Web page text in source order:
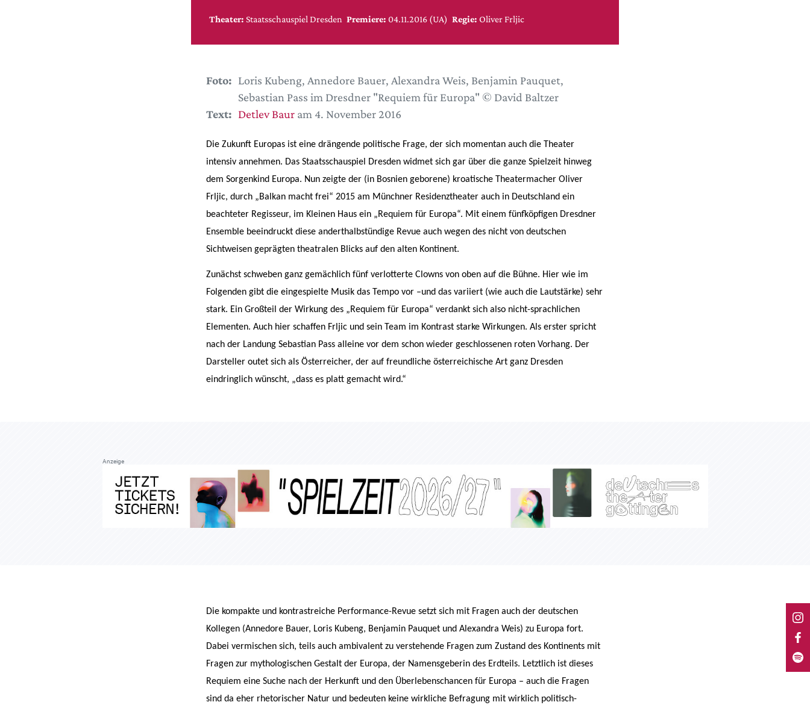
Theater: Staatsschauspiel Dresden Premiere: 04.11.2016 (UA) Regie: Oliver Frljic
Foto: Loris Kubeng, Annedore Bauer, Alexandra Weis, Benjamin Pauquet,
Sebastian Pass im Dresdner "Requiem für Europa" © David Baltzer
Text: Detlev Bauram 4. November 2016
Die Zukunft Europas ist eine drängende politische Frage, der sich momentan auch die Theater
intensiv annehmen. Das Staatsschauspiel Dresden widmet sich gar über die ganze Spielzeit hinweg
dem Sorgenkind Europa. Nun zeigte der (in Bosnien geborene) kroatische Theatermacher Oliver
Frljic, durch „Balkan macht frei“ 2015 am Münchner Residenztheater auch in Deutschland ein
beachteter Regisseur, im Kleinen Haus ein „Requiem für Europa“. Mit einem fünfköpfigen Dresdner
Ensemble beeindruckt diese anderthalbstündige Revue auch wegen des nicht von deutschen
Sichtweisen geprägten theatralen Blicks auf den alten Kontinent.
Zunächst schweben ganz gemächlich fünf verlotterte Clowns von oben auf die Bühne. Hier wie im
Folgenden gibt die eingespielte Musik das Tempo vor –und das variiert (wie auch die Lautstärke) sehr
stark. Ein Großteil der Wirkung des „Requiem für Europa“ verdankt sich also nicht-sprachlichen
Elementen. Auch hier schaffen Frljic und sein Team im Kontrast starke Wirkungen. Als erster spricht
nach der Landung Sebastian Pass alleine vor dem schon wieder geschlossenen roten Vorhang. Der
Darsteller outet sich als Österreicher, der auf freundliche österreichische Art ganz Dresden
eindringlich wünscht, „dass es platt gemacht wird.“
Anzeige
Die kompakte und kontrastreiche Performance-Revue setzt sich mit Fragen auch der deutschen
Kollegen (Annedore Bauer, Loris Kubeng, Benjamin Pauquet und Alexandra Weis) zu Europa fort.
Dabei vermischen sich, teils auch ambivalent zu verstehende Fragen zum Zustand des Kontinents mit
Fragen zur mythologischen Gestalt der Europa, der Namensgeberin des Erdteils. Letztlich ist dieses
Requiem eine Suche nach der Herkunft und den Überlebenschancen für Europa – auch die Fragen
sind da eher rhetorischer Natur und bedeuten keine wirkliche Befragung mit wirklich politisch-